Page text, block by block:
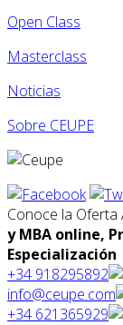
Open Class
Masterclass
Noticias
Sobre CEUPE
Conoce la Oferta
y MBA online,
Especialización
+34 918295892
info@ceupe.com
+34 621365929